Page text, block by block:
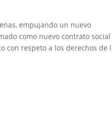
empujando un nuevo
como nuevo contrato
con respeto a los derechos de